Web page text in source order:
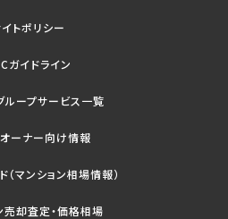
トポリシー
ガイドライン
ループサービス一覧
ーナー向け情報
（マンション相場情報）
売却査定・価格相場